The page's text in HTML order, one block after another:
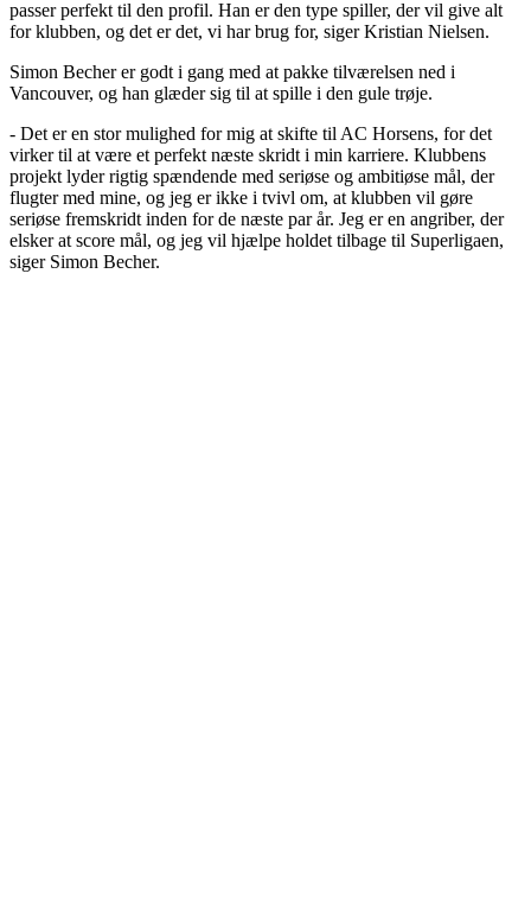
passer perfekt til den profil. Han er den type spiller, der vil give alt
for klubben, og det er det, vi har brug for, siger Kristian Nielsen.
Simon Becher er godt i gang med at pakke tilværelsen ned i
Vancouver, og han glæder sig til at spille i den gule trøje.
- Det er en stor mulighed for mig at skifte til AC Horsens, for det
virker til at være et perfekt næste skridt i min karriere. Klubbens
projekt lyder rigtig spændende med seriøse og ambitiøse mål, der
flugter med mine, og jeg er ikke i tvivl om, at klubben vil gøre
seriøse fremskridt inden for de næste par år. Jeg er en angriber, der
elsker at score mål, og jeg vil hjælpe holdet tilbage til Superligaen,
siger Simon Becher.